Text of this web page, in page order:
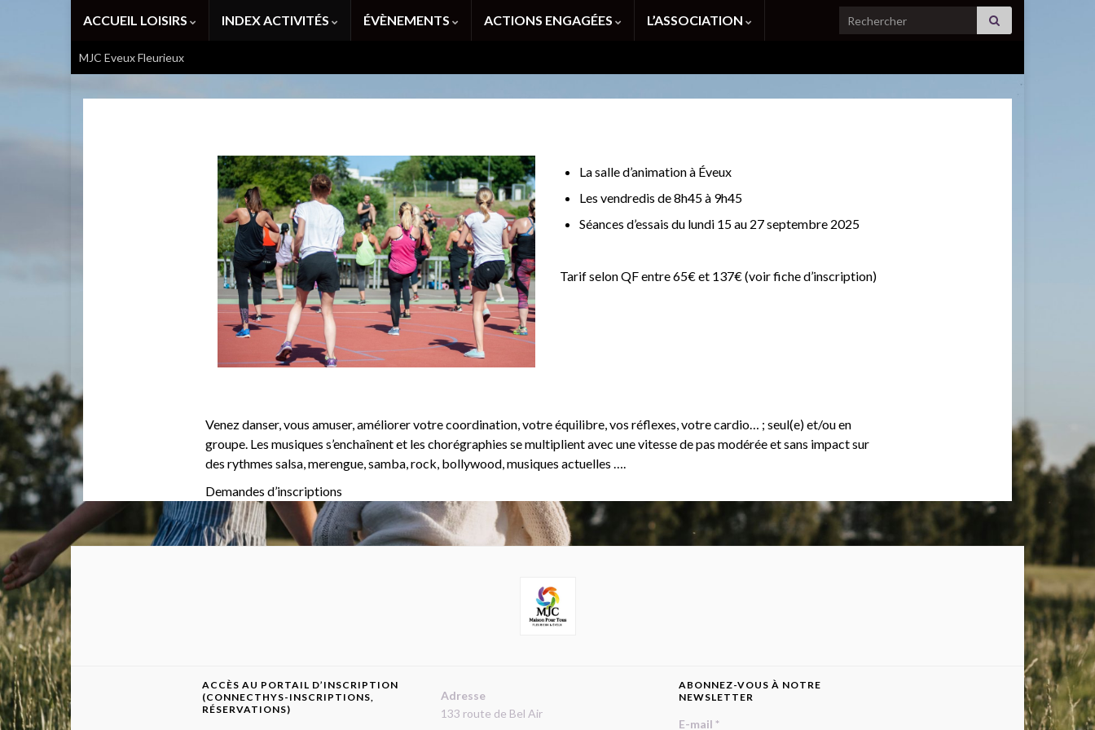
ACCUEIL LOISIRS INDEX ACTIVITÉS ÉVÈNEMENTS ACTIONS ENGAGÉES L’ASSOCIATION Search for:
MJC Eveux Fleurieux
La salle d’animation à Éveux
Les vendredis de 8h45 à 9h45
Séances d’essais du lundi 15 au 27 septembre 2025
Tarif selon QF entre 65€ et 137€ (voir fiche d’inscription)
Venez danser, vous amuser, améliorer votre coordination, votre équilibre, vos réflexes, votre cardio… ; seul(e) et/ou en
groupe. Les musiques s’enchaînent et les chorégraphies se multiplient avec une vitesse de pas modérée et sans impact sur
des rythmes salsa, merengue, samba, rock, bollywood, musiques actuelles ….
Demandes d’inscriptions
ACCÈS AU PORTAIL D’INSCRIPTION
(CONNECTHYS-INSCRIPTIONS,
RÉSERVATIONS)
Adresse
133 route de Bel Air
ABONNEZ-VOUS À NOTRE
NEWSLETTER
E-mail*